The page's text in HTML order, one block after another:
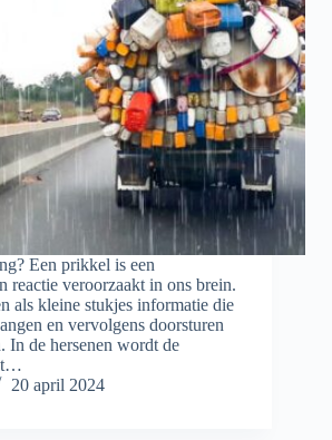
Een prikkel is een
reactie veroorzaakt in ons brein.
als kleine stukjes informatie die
en vervolgens doorsturen
In de hersenen wordt de
20 april 2024